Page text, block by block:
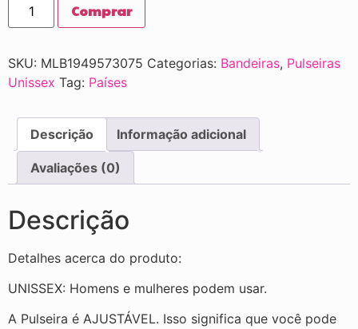
Comprar
SKU: MLB1949573075 Categorias: Bandeiras, Pulseiras
Unissex Tag: Países
Descrição Informação adicional
Avaliações (0)
Descrição
Detalhes acerca do produto:
UNISSEX: Homens e mulheres podem usar.
A Pulseira é AJUSTÁVEL. Isso significa que você pode